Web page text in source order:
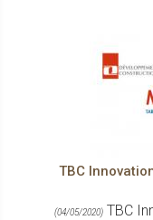
TBC
(04/05/2020) TBC